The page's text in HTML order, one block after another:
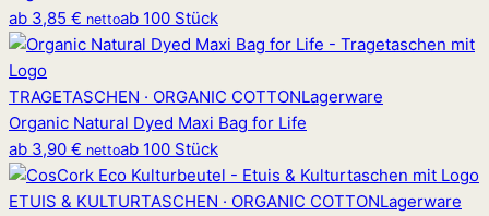
ab 3,85 € nettoab 100 Stück
TRAGETASCHEN · ORGANIC COTTONLagerware
Organic Natural Dyed Maxi Bag for Life
ab 3,90 € nettoab 100 Stück
ETUIS & KULTURTASCHEN · ORGANIC COTTONLagerware